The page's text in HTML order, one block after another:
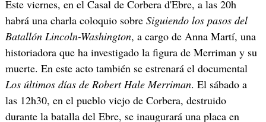
Este viernes, en el Casal de Corbera d'Ebre, a las 20h
habrá una charla coloquio sobre Siguiendo los pasos del
Batallón Lincoln-Washington, a cargo de Anna Martí, una
historiadora que ha investigado la figura de Merriman y su
muerte. En este acto también se estrenará el documental
Los últimos días de Robert Hale Merriman. El sábado a
las 12h30, en el pueblo viejo de Corbera, destruido
durante la batalla del Ebre, se inaugurará una placa en